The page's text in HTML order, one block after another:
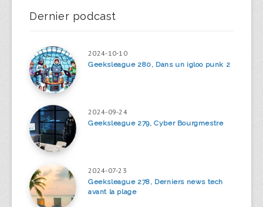
Dernier podcast
2024-10-10
Geeksleague 280, Dans un igloo punk 2
2024-09-24
Geeksleague 279, Cyber Bourgmestre
2024-07-23
Geeksleague 278, Derniers news tech
avant la plage